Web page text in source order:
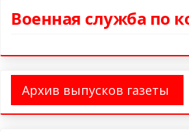
Военная служба по
Архив выпусков газеты